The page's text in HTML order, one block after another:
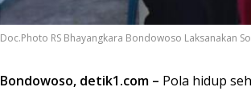
Doc.Photo RS Bhayangkara Bondowoso Laksanakan
Bondowoso, detik1.com – Pola hidup